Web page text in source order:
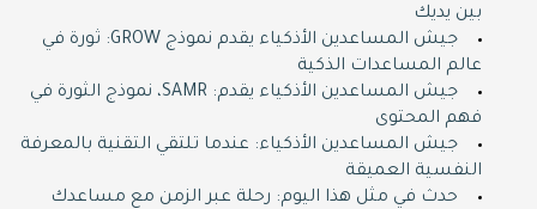
بين يديك
جيش المساعدين الأذكياء يقدم نموذج GROW: ثورة في
عالم المساعدات الذكية
جيش المساعدين الأذكياء يقدم: SAMR، نموذج الثورة في
فهم المحتوى
جيش المساعدين الأذكياء: عندما تلتقي التقنية بالمعرفة
النفسية العميقة
حدث في مثل هذا اليوم: رحلة عبر الزمن مع مساعدك